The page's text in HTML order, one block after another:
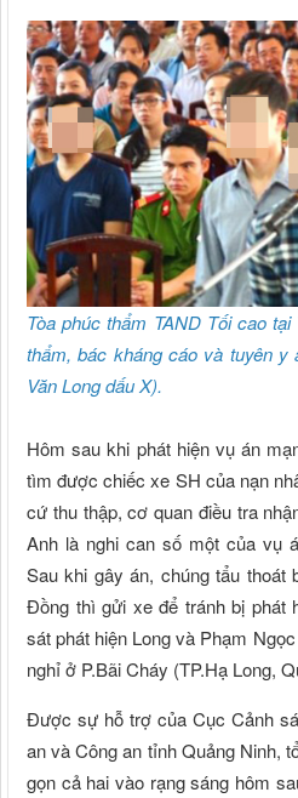
Tòa phúc thẩm TAND Tối cao
thẩm, bác kháng cáo và tuyên
Văn Long dấu X).
Hôm sau khi phát hiện vụ án
tìm được chiếc xe SH của nạn
cứ thu thập, cơ quan điều tra
Anh là nghi can số một của vụ
Sau khi gây án, chúng tẩu thoát
Đồng thì gửi xe để tránh bị phát
sát phát hiện Long và Phạm
nghỉ ở P.Bãi Cháy (TP.Hạ Long,
Được sự hỗ trợ của Cục Cảnh
an và Công an tỉnh Quảng Ninh,
gọn cả hai vào rạng sáng hôm